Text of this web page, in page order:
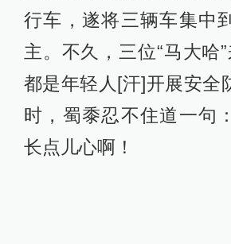
行车，遂将三辆车集中
主。不久，三位“马大哈
都是年轻人[汗]开展安全
时，蜀黍忍不住道一句
长点儿心啊！